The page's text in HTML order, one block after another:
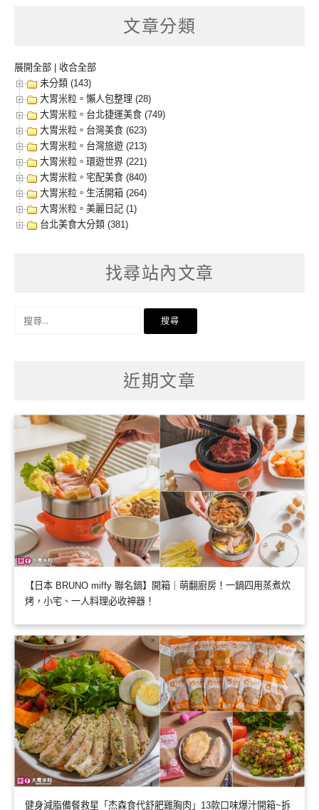
文章分類
展開全部
收合全部
未分類 (143)
大胃米粒。懶人包整理 (28)
大胃米粒。台北捷運美食 (749)
大胃米粒。台灣美食 (623)
大胃米粒。台灣旅遊 (213)
大胃米粒。環遊世界 (221)
大胃米粒。宅配美食 (840)
大胃米粒。生活開箱 (264)
大胃米粒。美麗日記 (1)
台北美食大分類 (381)
找尋站內文章
近期文章
【日本 BRUNO miffy 聯名鍋】開箱｜萌翻廚房！一鍋四用蒸煮炊
烤，小宅、一人料理必收神器！
健身減脂備餐救星「杰森食代舒肥雞胸肉」13款口味爆汁開箱~拆